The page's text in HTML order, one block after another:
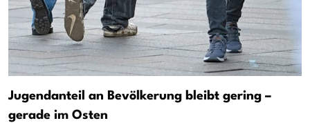
Jugendanteil an Bevölkerung bleibt gering –
gerade im Osten